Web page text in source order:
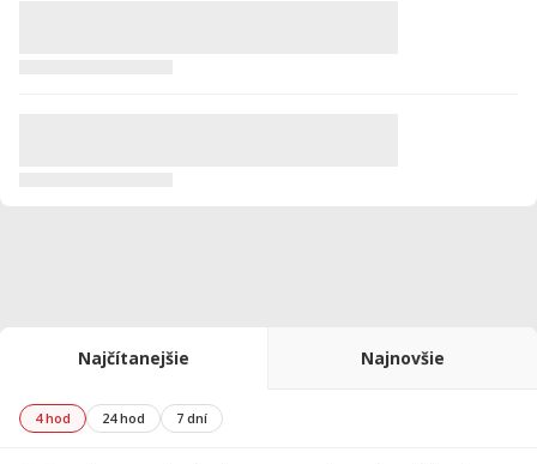
Najčítanejšie Najnovšie
4 hod 24 hod 7 dní